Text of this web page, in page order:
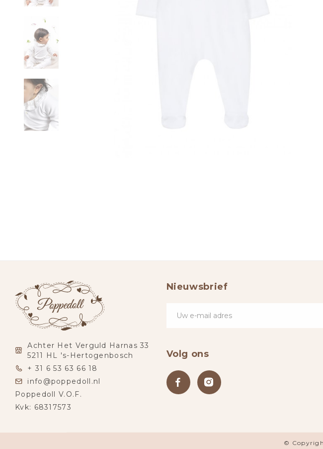
Achter Het Verguld Harnas 33
5211 HL 's-Hertogenbosch
+ 31 6 53 63 66 18
info@poppedoll.nl
Poppedoll V.O.F.
Kvk: 68317573
Nieuwsbrief
Volg ons
©